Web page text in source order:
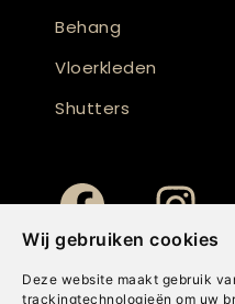
Wij gebruiken cookies
Deze website maakt gebruik
trackingtechnologieën om uw
Behang
Vloerkleden
Shutters